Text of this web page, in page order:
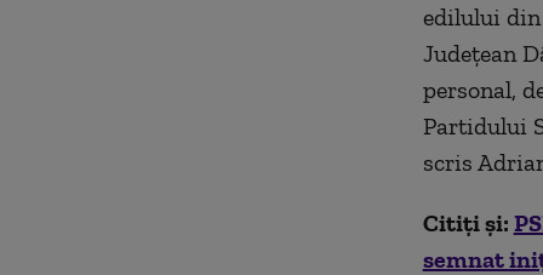
edilului din
Judeţean
personal,
Partidului
scris
Citiți și:
semnat